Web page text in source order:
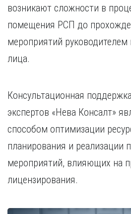
возникают сложности в
помещения РСП до
мероприятий руководителем
лица.
Консультационная
экспертов «Нева Консалт»
способом оптимизации
планирования и реализации
мероприятий, влияющих на
лицензирования.